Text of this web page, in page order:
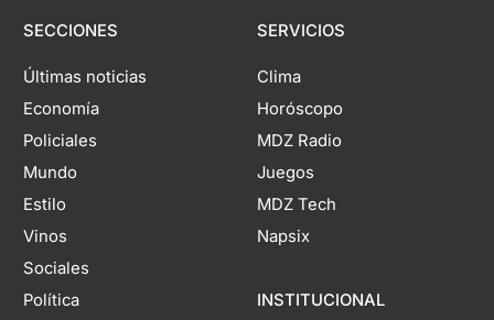
SECCIONES
Últimas noticias
Economía
Policiales
Mundo
Estilo
Vinos
Sociales
Política
SERVICIOS
Clima
Horóscopo
MDZ Radio
Juegos
MDZ Tech
Napsix
INSTITUCIONAL